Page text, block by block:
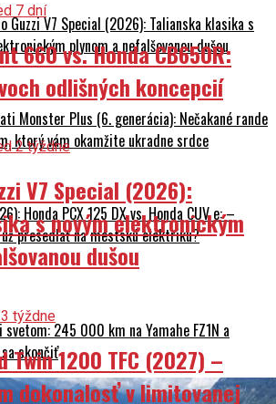
Guzzi V7 Special (2026): Talianska klasika s
plynom a nefalšovanou dušou
Monster Plus (6. generácia): Nečakané rande
ktorý vám okamžite ukradne srdce
Honda PCX 125 DX vs. Honda CUV e: –
presedlať na mestskú elektriku?
svetom: 245 000 km na Yamahe FZ1N a
skončiť
7 dní
660 vs. Honda CB650R:
odlišných koncepcií
2 týždne
V7 Special (2026):
s novým elektronickým
dušou
týždne
Twin 1200 TFC (2027) –
dokonalosť v limitovanej